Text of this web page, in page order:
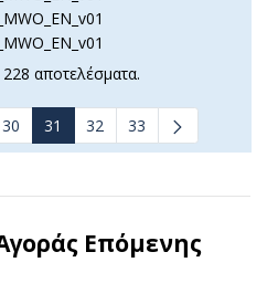
αποτελέσματα.
σελίδες Use TAB to navigate.
30 31 32 33
Επόμενης